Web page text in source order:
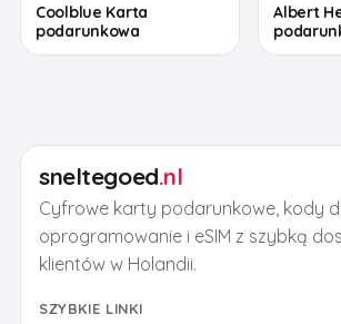
Coolblue Karta
podarunkowa
Albert
sneltegoed.nl
Cyfrowe karty podarunkowe, kody
oprogramowanie i eSIM z szybką
klientów w Holandii.
SZYBKIE LINKI